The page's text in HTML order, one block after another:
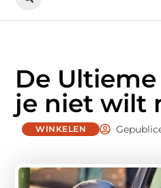
De
je niet wilt
WINKELEN